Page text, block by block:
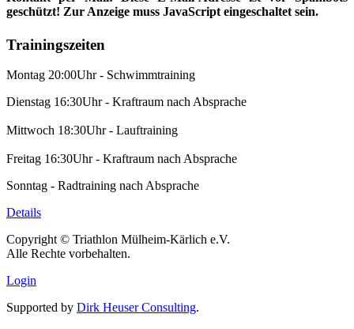
geschützt! Zur Anzeige muss JavaScript eingeschaltet sein.
Trainingszeiten
Montag 20:00Uhr - Schwimmtraining
Dienstag 16:30Uhr - Kraftraum nach Absprache
Mittwoch 18:30Uhr - Lauftraining
Freitag 16:30Uhr - Kraftraum nach Absprache
Sonntag - Radtraining nach Absprache
Details
Copyright © Triathlon Mülheim-Kärlich e.V.
Alle Rechte vorbehalten.
Login
Supported by Dirk Heuser Consulting.